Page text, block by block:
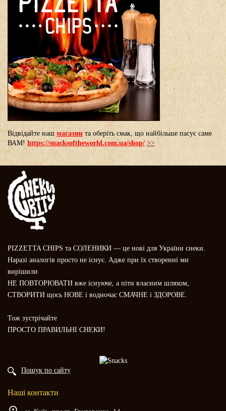
Відвідайте наш магазин та оберіть смак, що найбільше пасує саме
ВАМ! https://snacksoftheworld.com.ua/shop/ >>
PIZZETTA CHIPS та СОЛЕНИКИ — це нові для України снеки.
Наразі аналогів просто не існує. Адже при їх створенні ми
вирішили
НЕ ПОВТОРЮВАТИ вже існуюче, а піти власним шляхом,
СТВОРИТИ щось НОВЕ і водночас СМАЧНЕ і ЗДОРОВЕ.
Тож зустрічайте
ПРОСТО ПРАВИЛЬНІ СНЕКИ!
Пошук по сайту
Наші контакти